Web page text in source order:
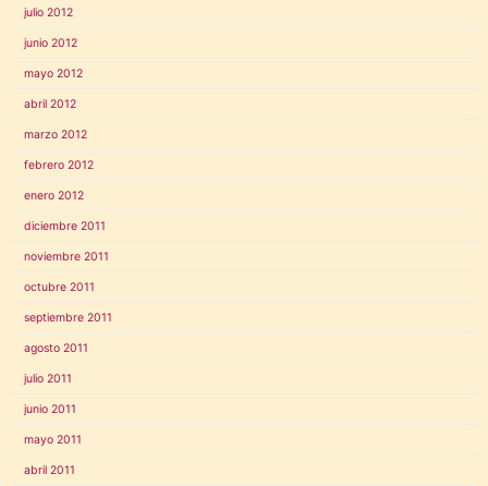
julio 2012
junio 2012
mayo 2012
abril 2012
marzo 2012
febrero 2012
enero 2012
diciembre 2011
noviembre 2011
octubre 2011
septiembre 2011
agosto 2011
julio 2011
junio 2011
mayo 2011
abril 2011